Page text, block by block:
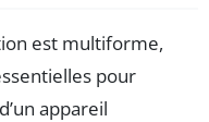
est multiforme,
pour
appareil